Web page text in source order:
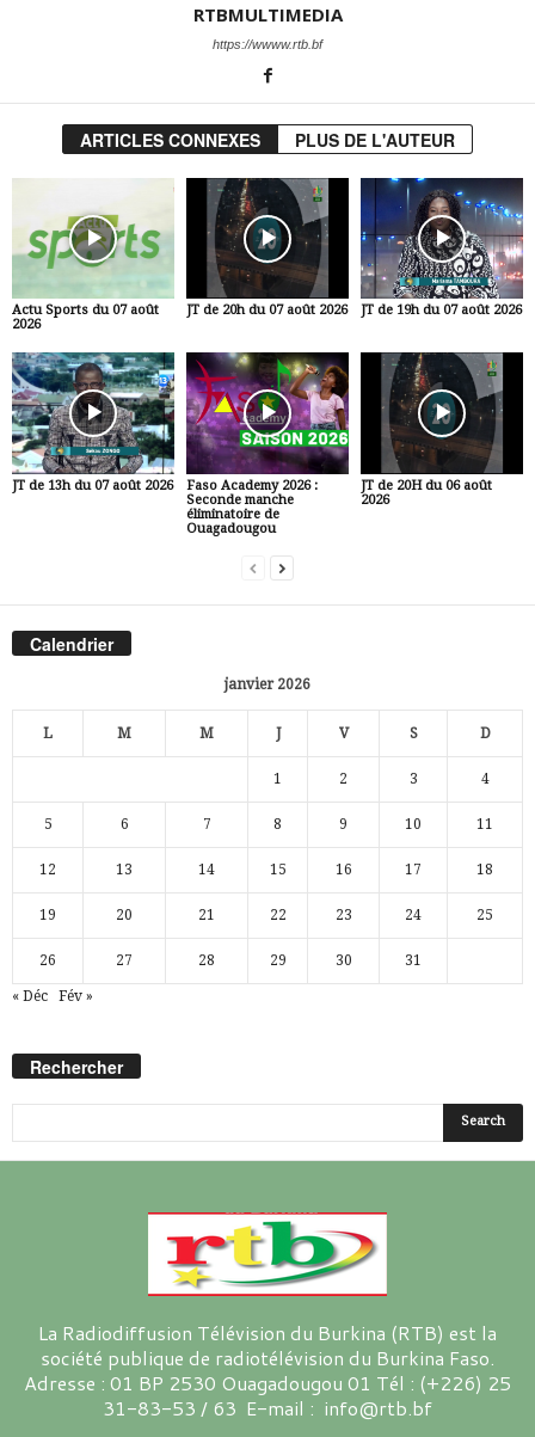
RTBMULTIMEDIA
https://wwww.rtb.bf
ARTICLES CONNEXES PLUS DE L'AUTEUR
Actu Sports du 07 août
2026
JT de 20h du 07 août 2026 JT de 19h du 07 août 2026
JT de 13h du 07 août 2026
Faso Academy 2026 :
Seconde manche
éliminatoire de
Ouagadougou
JT de 20H du 06 août
2026
Calendrier
janvier 2026
L M M J V S D
1 2 3 4
5 6 7 8 9 10 11
12 13 14 15 16 17 18
19 20 21 22 23 24 25
26 27 28 29 30 31
« Déc Fév »
Rechercher
La Radiodiffusion Télévision du Burkina (RTB) est la
société publique de radiotélévision du Burkina Faso.
Adresse : 01 BP 2530 Ouagadougou 01 Tél : (+226) 25
31-83-53 / 63 E-mail : info@rtb.bf